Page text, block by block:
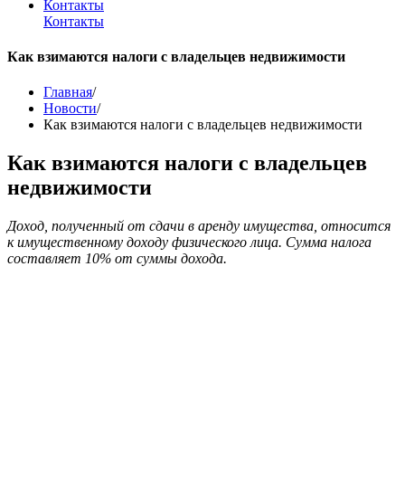
Контакты
Контакты
Как взимаются налоги с владельцев недвижимости
Главная/
Новости/
Как взимаются налоги с владельцев недвижимости
Как взимаются налоги с владельцев
недвижимости
Доход, полученный от сдачи в аренду имущества, относится
к имущественному доходу физического лица. Сумма налога
составляет 10% от суммы дохода.